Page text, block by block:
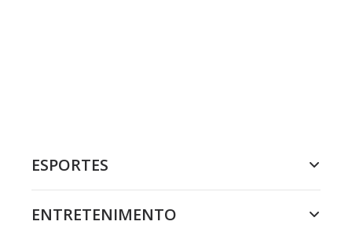
ESPORTES
ENTRETENIMENTO